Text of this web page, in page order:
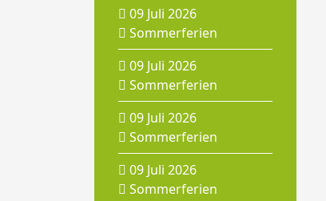
09 Juli 2026
Sommerferien
09 Juli 2026
Sommerferien
09 Juli 2026
Sommerferien
09 Juli 2026
Sommerferien